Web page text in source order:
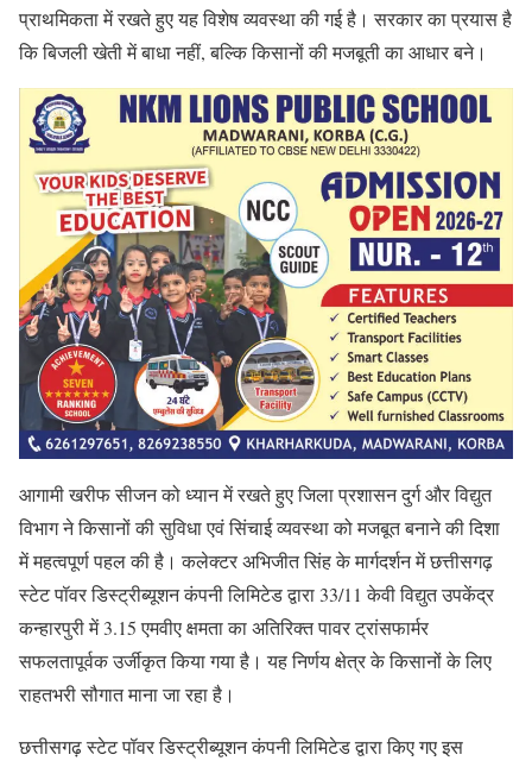
प्राथमिकता में रखते हुए यह विशेष व्यवस्था की गई है। सरकार का प्रयास है
कि बिजली खेती में बाधा नहीं, बल्कि किसानों की मजबूती का आधार बने।
आगामी खरीफ सीजन को ध्यान में रखते हुए जिला प्रशासन दुर्ग और विद्युत
विभाग ने किसानों की सुविधा एवं सिंचाई व्यवस्था को मजबूत बनाने की दिशा
में महत्वपूर्ण पहल की है। कलेक्टर अभिजीत सिंह के मार्गदर्शन में छत्तीसगढ़
स्टेट पॉवर डिस्ट्रीब्यूशन कंपनी लिमिटेड द्वारा 33/11 केवी विद्युत उपकेंद्र
कन्हारपुरी में 3.15 एमवीए क्षमता का अतिरिक्त पावर ट्रांसफार्मर
सफलतापूर्वक उर्जीकृत किया गया है। यह निर्णय क्षेत्र के किसानों के लिए
राहतभरी सौगात माना जा रहा है।
छत्तीसगढ़ स्टेट पॉवर डिस्ट्रीब्यूशन कंपनी लिमिटेड द्वारा किए गए इस